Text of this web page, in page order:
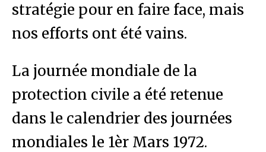
stratégie pour en faire face, mais
nos efforts ont été vains.
La journée mondiale de la
protection civile a été retenue
dans le calendrier des journées
mondiales le 1èr Mars 1972.